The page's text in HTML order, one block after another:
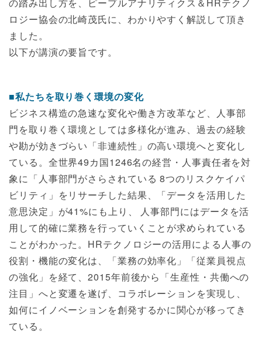
ロジー協会の北崎茂氏に、わかりやすく解説して頂き
ました。
以下が講演の要旨です。
■私たちを取り巻く環境の変化
ビジネス構造の急速な変化や働き方改革など、人事部
門を取り巻く環境としては多様化が進み、過去の経験
や勘が効きづらい「非連続性」の高い環境へと変化し
ている。全世界49カ国1246名の経営・人事責任者を対
象に「人事部門がさらされている 8つのリスクケイパ
ビリティ」をリサーチした結果、「データを活用した
意思決定」が41%にも上り、 人事部門にはデータを活
用して的確に業務を行っていくことが求められている
ことがわかった。HRテクノロジーの活用による人事の
役割・機能の変化は、「業務の効率化」「従業員視点
の強化」を経て、2015年前後から「生産性・共働への
注目」へと変遷を遂げ、コラボレーションを実現し、
如何にイノベーションを創発するかに関心が移ってき
ている。